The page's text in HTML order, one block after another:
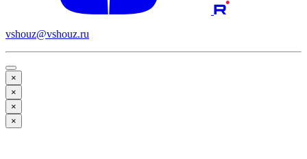
vshouz@vshouz.ru
×
×
×
×